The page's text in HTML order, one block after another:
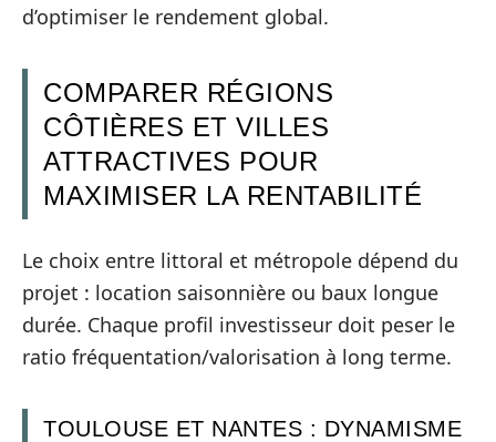
d’optimiser le rendement global.
COMPARER RÉGIONS
CÔTIÈRES ET VILLES
ATTRACTIVES POUR
MAXIMISER LA RENTABILITÉ
Le choix entre littoral et métropole dépend du
projet : location saisonnière ou baux longue
durée. Chaque profil investisseur doit peser le
ratio fréquentation/valorisation à long terme.
TOULOUSE ET NANTES : DYNAMISME